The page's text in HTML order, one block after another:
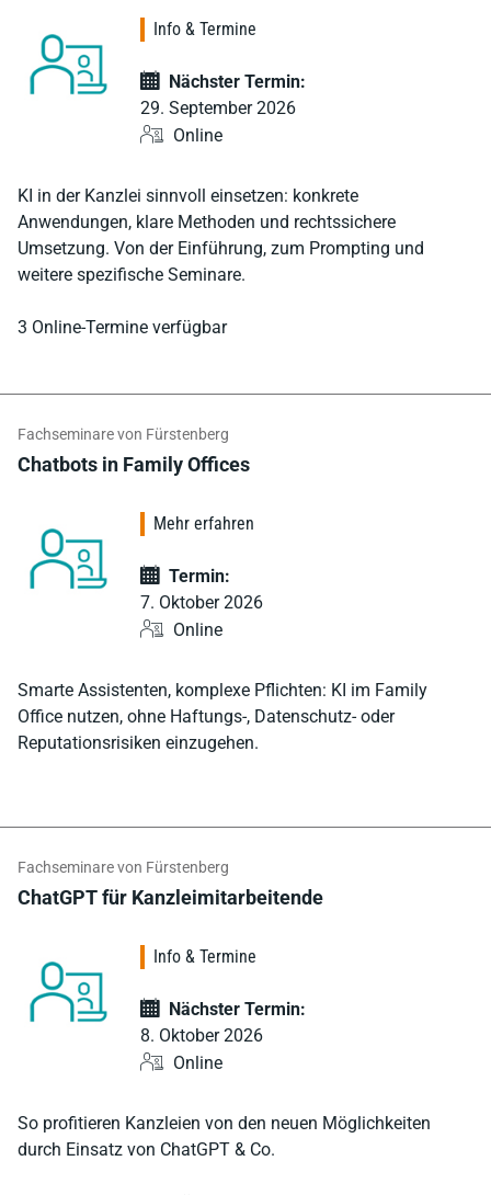
KI in der Kanzlei sinnvoll einsetzen: konkrete
Anwendungen, klare Methoden und rechtssichere
Umsetzung. Von der Einführung, zum Prompting und
weitere spezifische Seminare.
3 Online-Termine verfügbar
Info & Termine
Nächster Termin:
29. September 2026
Online
Fachseminare von Fürstenberg
Chatbots in Family Offices
Smarte Assistenten, komplexe Pflichten: KI im Family
Office nutzen, ohne Haftungs-, Datenschutz- oder
Reputationsrisiken einzugehen.
Mehr erfahren
Termin:
7. Oktober 2026
Online
Fachseminare von Fürstenberg
ChatGPT für Kanzleimitarbeitende
So profitieren Kanzleien von den neuen Möglichkeiten
durch Einsatz von ChatGPT & Co.
Info & Termine
Nächster Termin:
8. Oktober 2026
Online